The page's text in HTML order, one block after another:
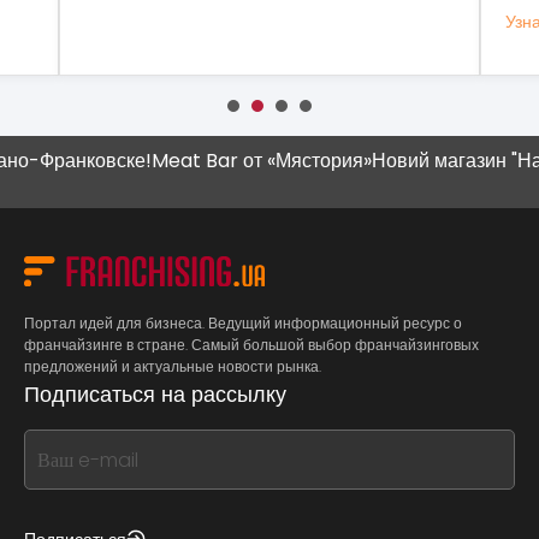
Meat Bar от «Мястория»Новий магазин "Наш
Портал идей для бизнеса. Ведущий информационный ресурс о
франчайзинге в стране. Самый большой выбор франчайзинговых
предложений и актуальные новости рынка.
Подписаться на рассылку
If
you